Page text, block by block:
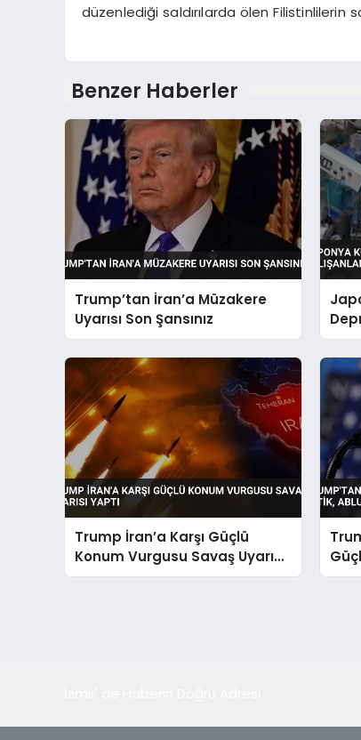
düzenlediği saldırılarda ölen Filistinlilerin
Benzer Haberler
Trump’tan İran’a Müzakere
Uyarısı Son Şansınız
Trump İran’a Karşı Güçlü
Konum Vurgusu Savaş Uyarısı
Yaptı